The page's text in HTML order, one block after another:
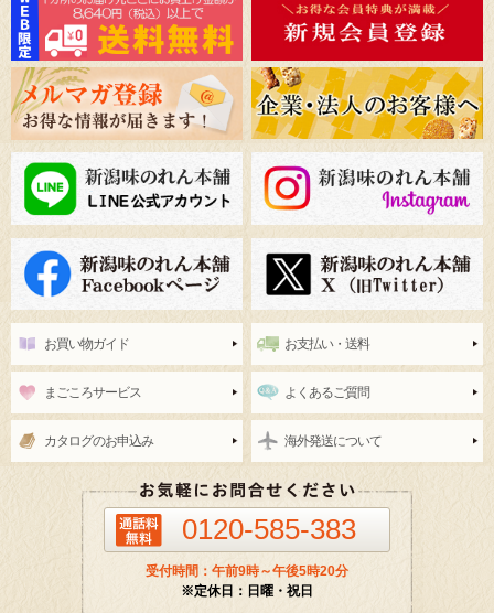
お買い物ガイド お支払い・送料
まごころサービス よくあるご質問
カタログのお申込み 海外発送について
0120-585-383
受付時間：午前9時～午後5時20分
※定休日：日曜・祝日